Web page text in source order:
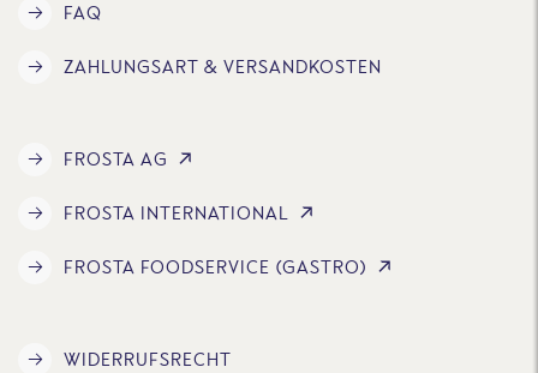
FAQ
ZAHLUNGSART & VERSANDKOSTEN
FROSTA AG
FROSTA INTERNATIONAL
FROSTA FOODSERVICE (GASTRO)
WIDERRUFSRECHT